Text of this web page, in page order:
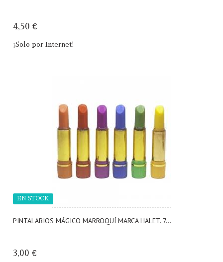
4,50 €
¡Solo por Internet!
PINTALABIOS MÁGICO MARROQUÍ MARCA HALET. 7...
3,00 €
EN STOCK